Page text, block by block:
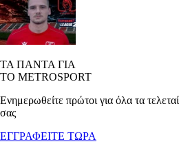
ΤΑ ΠΑΝΤΑ ΓΙΑ
ΤΟ METROSPORT
Ενημερωθείτε πρώτοι για όλα τα
σας
ΕΓΓΡΑΦΕΙΤΕ ΤΩΡΑ